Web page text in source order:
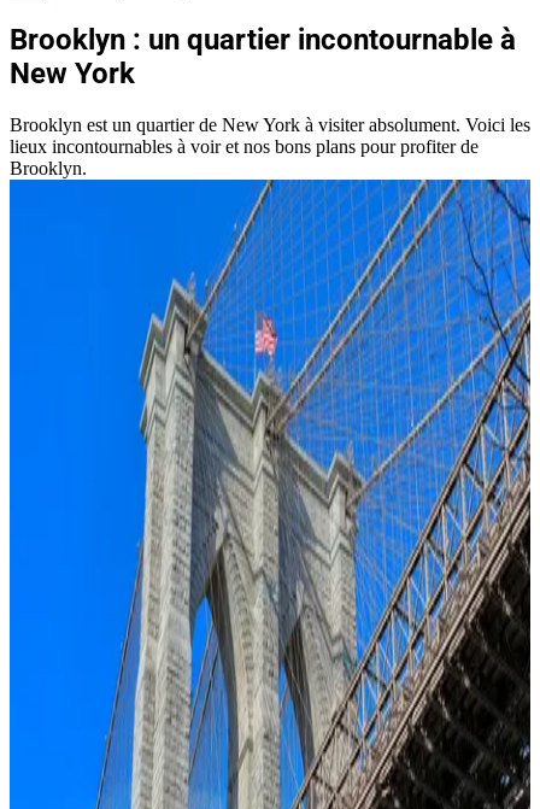
Brooklyn : un quartier incontournable à
New York
Brooklyn est un quartier de New York à visiter absolument. Voici les
lieux incontournables à voir et nos bons plans pour profiter de
Brooklyn.